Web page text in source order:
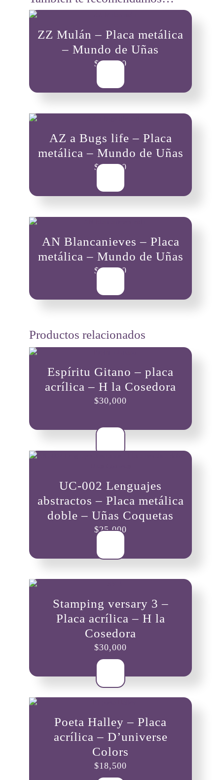
ZZ Mulán – Placa metálica
– Mundo de Uñas
$19,300
AZ a Bugs life – Placa
metálica – Mundo de Uñas
$19,300
AN Blancanieves – Placa
metálica – Mundo de Uñas
$19,300
Productos relacionados
Espíritu Gitano – placa
acrílica – H la Cosedora
$30,000
UC-002 Lenguajes
abstractos – Placa metálica
doble – Uñas Coquetas
$25,000
Stamping versary 3 –
Placa acrílica – H la
Cosedora
$30,000
Poeta Halley – Placa
acrílica – D’universe
Colors
$18,500